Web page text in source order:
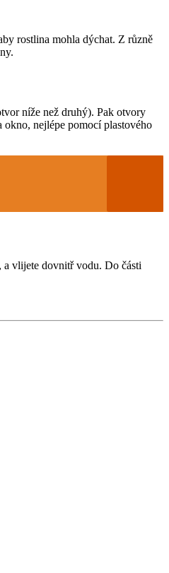
rostlina mohla dýchat. Z různě
níže než druhý). Pak otvory
okno, nejlépe pomocí plastového
a vlijete dovnitř vodu. Do části